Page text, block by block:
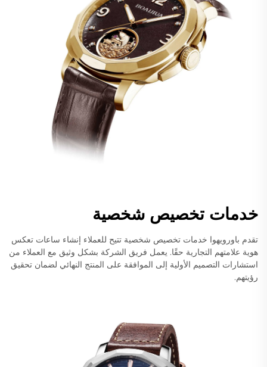
خدمات تخصيص شخصية
تقدم باورويهوا خدمات تخصيص شخصية تتيح للعملاء إنشاء ساعات تعكس
هوية علامتهم التجارية حقًا. يعمل فريق الشركة بشكل وثيق مع العملاء من
استشارات التصميم الأولية إلى الموافقة على المنتج النهائي لضمان تحقيق
رؤيتهم.